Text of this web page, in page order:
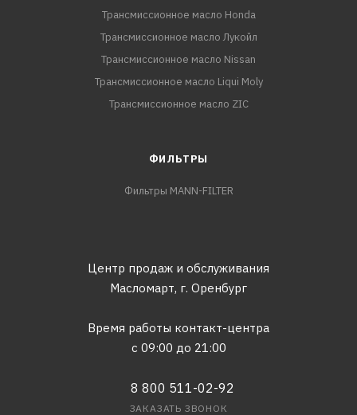
Трансмиссионное масло Honda
Трансмиссионное масло Лукойл
Трансмиссионное масло Nissan
Трансмиссионное масло Liqui Moly
Трансмиссионное масло ZIC
ФИЛЬТРЫ
Фильтры MANN-FILTER
Центр продаж и обслуживания
Масломарт, г. Оренбург
Время работы контакт-центра
с 09:00 до 21:00
8 800 511-02-92
ЗАКАЗАТЬ ЗВОНОК